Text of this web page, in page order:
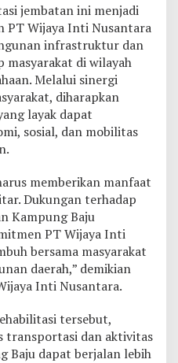
jembatan ini menjadi
PT Wijaya Inti Nusantara
infrastruktur dan
masyarakat di wilayah
Melalui sinergi
diharapkan
layak dapat
sosial, dan mobilitas
memberikan manfaat
Dukungan terhadap
Kampung Baju
PT Wijaya Inti
bersama masyarakat
daerah,” demikian
Inti Nusantara.
tersebut,
transportasi dan aktivitas
Baju dapat berjalan lebih